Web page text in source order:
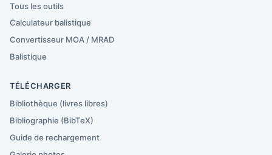
Tous les outils
Calculateur balistique
Convertisseur MOA / MRAD
Balistique
TÉLÉCHARGER
Bibliothèque (livres libres)
Bibliographie (BibTeX)
Guide de rechargement